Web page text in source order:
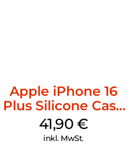
Apple iPhone 16
Plus Silicone Case
MagSafe Stone
Gray
41,90 €
inkl. MwSt.